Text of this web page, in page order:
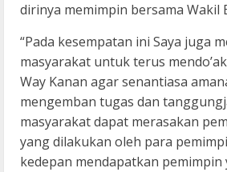
dirinya memimpin bersama Wakil
“Pada kesempatan ini Saya juga
masyarakat untuk terus
Way Kanan agar senantiasa
mengemban tugas dan
masyarakat dapat merasakan
yang dilakukan oleh para
kedepan mendapatkan pemimpin